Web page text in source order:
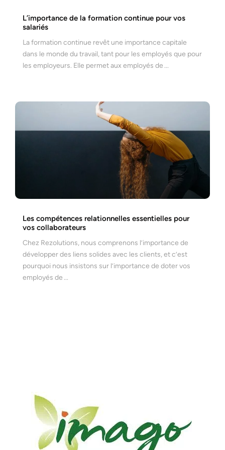
L’importance de la formation continue pour vos
salariés
La formation continue revêt une importance capitale
dans le monde du travail, tant pour les employés que pour
les employeurs. Elle permet aux employés de
Les compétences relationnelles essentielles pour
vos collaborateurs
Chez Rezolutions, nous comprenons l’importance de
développer des liens solides avec les clients, et c’est
pourquoi nous insistons sur l’importance de doter vos
employés de